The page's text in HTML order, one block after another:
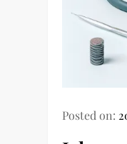
Posted on: